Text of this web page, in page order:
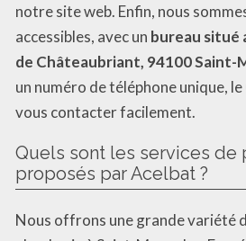
notre site web. Enfin, nous
accessibles, avec un bureau situé
de Châteaubriant, 94100 Saint-
un numéro de téléphone unique,
vous contacter facilement.
Quels sont les services de
proposés par Acelbat ?
Nous offrons une grande variété